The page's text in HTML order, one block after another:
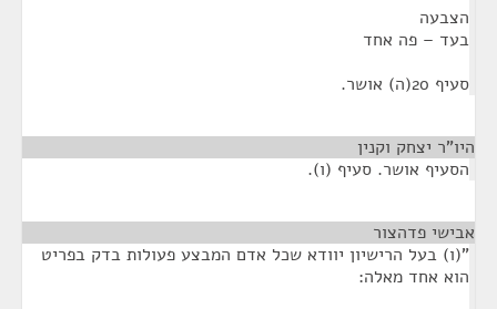
הצבעה
בעד – פה אחד
סעיף 20(ה) אושר.
היו"ר יצחק וקנין
הסעיף אושר. סעיף (ו).
אבישי פדהצור
"(ו) בעל הרישיון יוודא שכל אדם המבצע פעולות בדק בפריט
הוא אחד מאלה: